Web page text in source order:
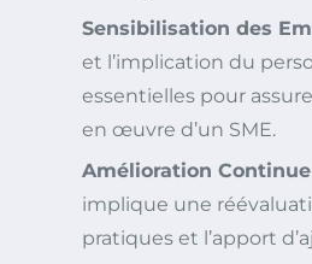
Sensibilisation des
et l’implication du
essentielles pour
en œuvre d’un SME.
Amélioration
implique une
pratiques et l’apport